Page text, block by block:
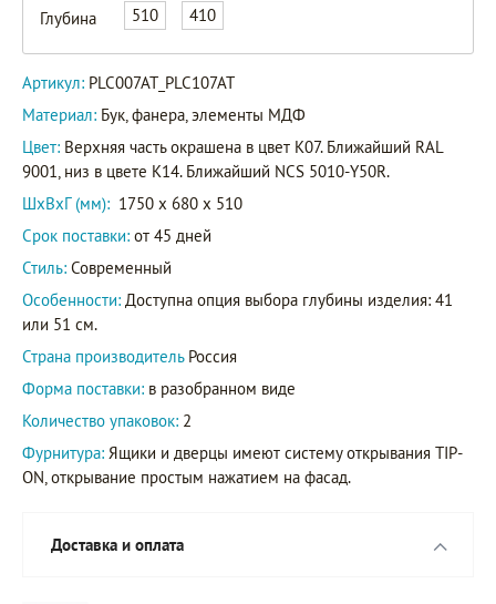
Глубина 510
410
PLC007AT
PLC107AT
Артикул: PLC007AT_PLC107AT
Материал: Бук, фанера, элементы МДФ
Цвет: Верхняя часть окрашена в цвет K07. Ближайший RAL
9001, низ в цвете K14. Ближайший NCS 5010-Y50R.
ШxВxГ (мм): 1750 x 680 x 510
Срок поставки: от 45 дней
Стиль: Современный
Особенности: Доступна опция выбора глубины изделия: 41
или 51 см.
Страна производитель Россия
Форма поставки: в разобранном виде
Количество упаковок: 2
Фурнитура: Ящики и дверцы имеют систему открывания TIP-
ON, открывание простым нажатием на фасад.
Доставка и оплата